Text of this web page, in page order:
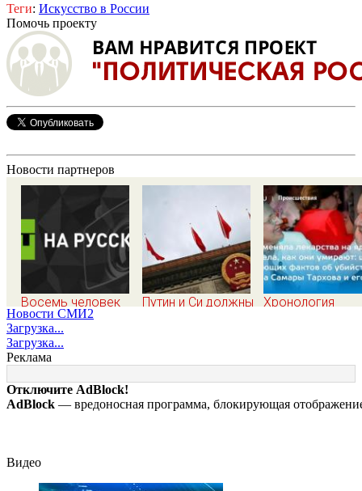
Теги: Искусство в России
Помочь проекту
Новости партнеров
Восемь человек
пострадали при
наезде автомобиля
на пешеходов в
Омске
Путин и Си должны
Зеленский поставил
задачу своим
дипломатам
Хронология
жены: шесть
шокирующих
фактов, новые
Новости СМИ2
Загрузка...
Загрузка...
Реклама
Отключите AdBlock!
AdBlock — вредоносная программа, блокирующая
Видео